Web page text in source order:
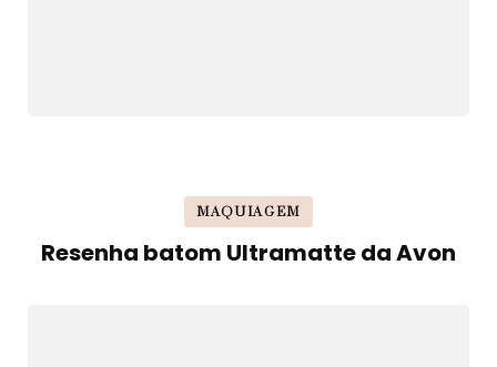
MAQUIAGEM
Resenha batom Ultramatte da Avon